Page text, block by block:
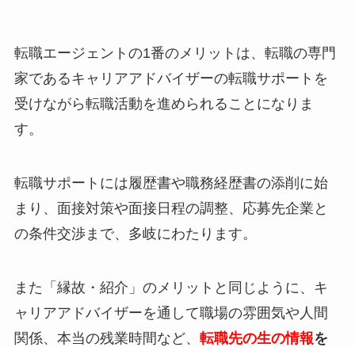
転職エージェントの1番のメリットは、転職の専門
家であるキャリアアドバイザーの転職サポートを
受けながら転職活動を進められることになりま
す。
転職サポートには履歴書や職務経歴書の添削に始
まり、面接対策や面接日程の調整、応募先企業と
の条件交渉まで、多岐にわたります。
また「縁故・紹介」のメリットと同じように、キ
ャリアアドバイザーを通して職場の雰囲気や人間
関係、本当の残業時間など、 転職先の生の情報を